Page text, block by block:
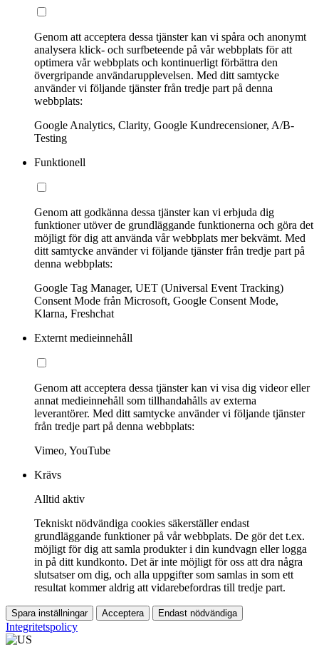
Genom att acceptera dessa tjänster kan vi spåra och anonymt
analysera klick- och surfbeteende på vår webbplats för att
optimera vår webbplats och kontinuerligt förbättra den
övergripande användarupplevelsen. Med ditt samtycke
använder vi följande tjänster från tredje part på denna
webbplats:
Google Analytics, Clarity, Google Kundrecensioner, A/B-
Testing
Funktionell
Genom att godkänna dessa tjänster kan vi erbjuda dig
funktioner utöver de grundläggande funktionerna och göra det
möjligt för dig att använda vår webbplats mer bekvämt. Med
ditt samtycke använder vi följande tjänster från tredje part på
denna webbplats:
Google Tag Manager, UET (Universal Event Tracking)
Consent Mode från Microsoft, Google Consent Mode,
Klarna, Freshchat
Externt medieinnehåll
Genom att acceptera dessa tjänster kan vi visa dig videor eller
annat medieinnehåll som tillhandahålls av externa
leverantörer. Med ditt samtycke använder vi följande tjänster
från tredje part på denna webbplats:
Vimeo, YouTube
Krävs
Alltid aktiv
Tekniskt nödvändiga cookies säkerställer endast
grundläggande funktioner på vår webbplats. De gör det t.ex.
möjligt för dig att samla produkter i din kundvagn eller logga
in på ditt kundkonto. Det är inte möjligt för oss att dra några
slutsatser om dig, och alla uppgifter som samlas in som ett
resultat kommer aldrig att vidarebefordras till tredje part.
Spara inställningar Acceptera Endast nödvändiga
Integritetspolicy